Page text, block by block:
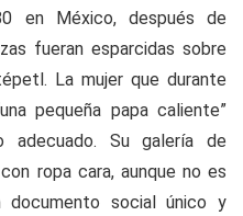
en México, después de
fueran esparcidas sobre
La mujer que durante
pequeña papa caliente”
adecuado. Su galería de
ropa cara, aunque no es
social único y